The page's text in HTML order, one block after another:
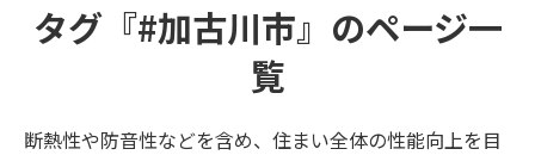
タグ『#加古川市』のページ一
覧
断熱性や防音性などを含め、住まい全体の性能向上を目